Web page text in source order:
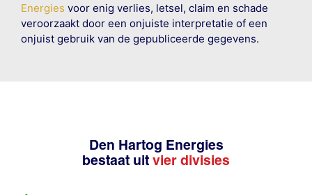
Energies voor enig verlies, letsel, claim en schade
veroorzaakt door een onjuiste interpretatie of een
onjuist gebruik van de gepubliceerde gegevens.
Den Hartog Energies
bestaat uit vier divisies